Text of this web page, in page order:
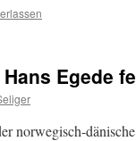
Egede
norwegisch-